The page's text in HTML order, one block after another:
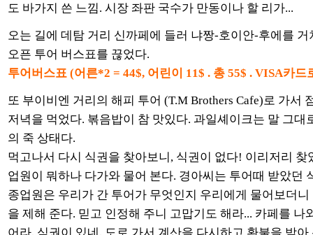
도 바가지 쓴 느낌. 시장 좌판 국수가 만동이나 할 리가...
오는 길에 데탐 거리 신까페에 들러 냐짱-호이안-후에를
오픈 투어 버스표를 끊었다.
투어버스표 (어른*2 = 44$, 어린이 11$ . 총 55$ . VISA카드
또 부이비엔 거리의 해피 투어 (T.M Brothers Cafe)로 가서
저녁을 먹었다. 볶음밥이 참 맛있다. 과일셰이크는 말 그대
의 죽 상태다.
먹고나서 다시 식권을 찾아보니, 식권이 없다! 이리저리 찾
업원이 뭐하나 다가와 물어 본다. 경아씨는 투어때 받았던
종업원은 우리가 간 투어가 무엇인지 우리에게 물어보더
을 제해 준다. 믿고 인정해 주니 고맙기도 해라... 카페를 나
어라, 식권이 있네. 도로 가서 계산을 다시하고 환불을 받아